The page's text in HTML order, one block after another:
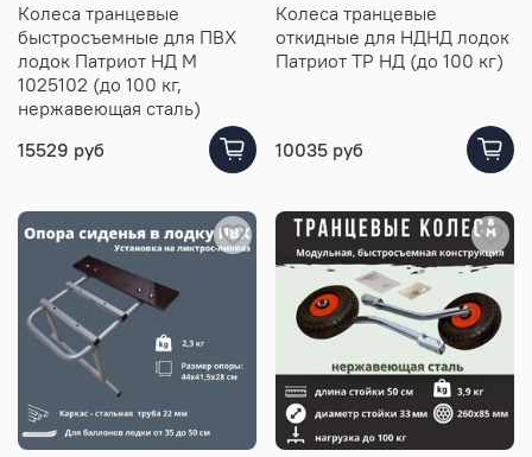
Колеса транцевые
быстросъемные для ПВХ
лодок Патриот НД М
1025102 (до 100 кг,
нержавеющая сталь)
15529 руб
Колеса транцевые
откидные для НДНД лодок
Патриот ТР НД (до 100 кг)
10035 руб